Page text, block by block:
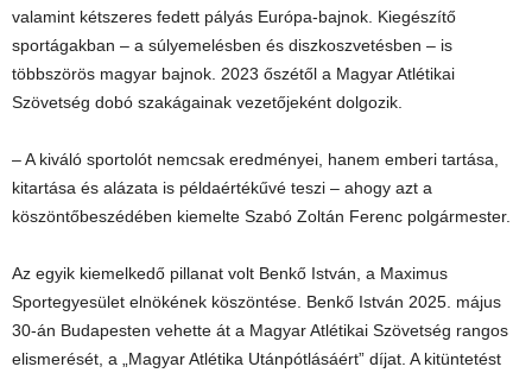
valamint kétszeres fedett pályás Európa-bajnok. Kiegészítő
sportágakban – a súlyemelésben és diszkoszvetésben – is
többszörös magyar bajnok. 2023 őszétől a Magyar Atlétikai
Szövetség dobó szakágainak vezetőjeként dolgozik.
– A kiváló sportolót nemcsak eredményei, hanem emberi tartása,
kitartása és alázata is példaértékűvé teszi – ahogy azt a
köszöntőbeszédében kiemelte Szabó Zoltán Ferenc polgármester.
Az egyik kiemelkedő pillanat volt Benkő István, a Maximus
Sportegyesület elnökének köszöntése. Benkő István 2025. május
30-án Budapesten vehette át a Magyar Atlétikai Szövetség rangos
elismerését, a „Magyar Atlétika Utánpótlásáért” díjat. A kitüntetést